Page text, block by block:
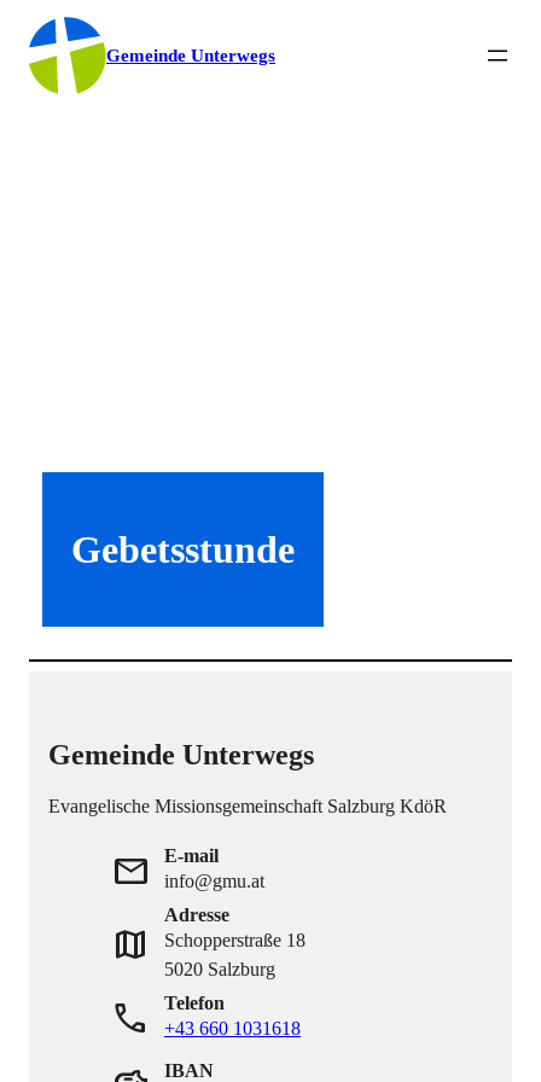
Gemeinde Unterwegs
Gebetsstunde
Gemeinde Unterwegs
Evangelische Missionsgemeinschaft Salzburg KdöR
mail
E-mail
info@gmu.at
map
Adresse
Schopperstraße 18
5020 Salzburg
phone
Telefon
+43 660 1031618
IBAN